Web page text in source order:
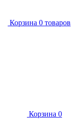
Корзина 0 товаров
Корзина 0